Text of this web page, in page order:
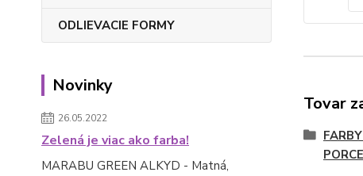
ODLIEVACIE FORMY
Novinky
26.05.2022
Zelená je viac ako farba!
MARABU GREEN ALKYD - Matná,
Tovar